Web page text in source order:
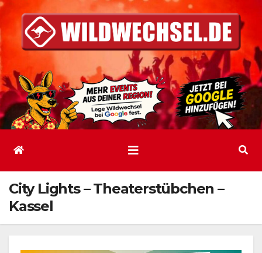
Inhalt
springen
City Lights – Theaterstübchen –
Kassel